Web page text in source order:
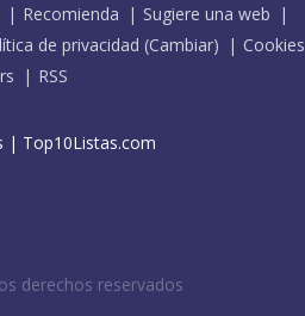
Recomienda
Sugiere una web
de privacidad (Cambiar)
Cookies
RSS
| Top10Listas.com
derechos reservados